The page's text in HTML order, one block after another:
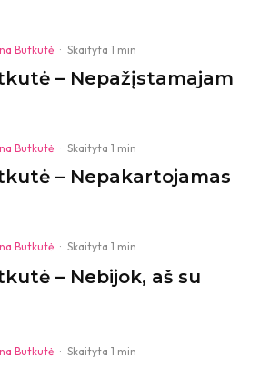
Butkutė · Skaityta 1 min
– Nepažįstamajam
Butkutė · Skaityta 1 min
– Nepakartojamas
Butkutė · Skaityta 1 min
– Nebijok, aš su
Butkutė · Skaityta 1 min